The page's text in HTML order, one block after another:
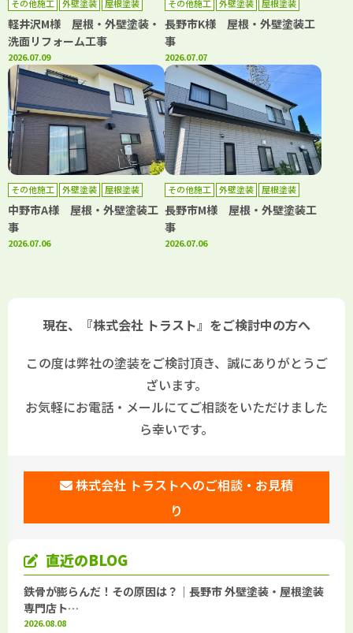
その他施工 外壁塗装 屋根塗装
軽井沢M様 屋根・外壁塗装・
洗面リフォーム工事
2026.07.09
その他施工 外壁塗装 屋根塗装
長野市K様 屋根・外壁塗装工
事
2026.07.07
その他施工 外壁塗装 屋根塗装
中野市A様 屋根・外壁塗装工
事
2026.07.06
その他施工 外壁塗装 屋根塗装
長野市M様 屋根・外壁塗装工
事
2026.07.06
現在、『株式会社 トラスト』をご検討中の方へ
この度は弊社の塗装をご検討頂き、誠にありがとうご
ざいます。
お気軽にお電話・メールにてご相談をいただけました
ら幸いです。
株式会社 トラストへのご相談・お見積
り
直近のBLOG
鉄骨が膨らんだ！その原因は？｜長野市 外壁塗装・屋根塗装
専門店ト…
2026.08.08